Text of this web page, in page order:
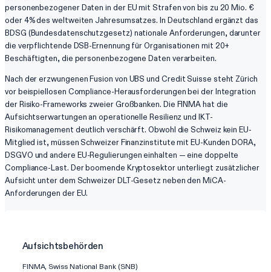
personenbezogener Daten in der EU mit Strafen von bis zu 20 Mio. €
oder 4% des weltweiten Jahresumsatzes. In Deutschland ergänzt das
BDSG (Bundesdatenschutzgesetz) nationale Anforderungen, darunter
die verpflichtende DSB-Ernennung für Organisationen mit 20+
Beschäftigten, die personenbezogene Daten verarbeiten.
Nach der erzwungenen Fusion von UBS und Credit Suisse steht Zürich
vor beispiellosen Compliance-Herausforderungen bei der Integration
der Risiko-Frameworks zweier Großbanken. Die FINMA hat die
Aufsichtserwartungen an operationelle Resilienz und IKT-
Risikomanagement deutlich verschärft. Obwohl die Schweiz kein EU-
Mitglied ist, müssen Schweizer Finanzinstitute mit EU-Kunden DORA,
DSGVO und andere EU-Regulierungen einhalten — eine doppelte
Compliance-Last. Der boomende Kryptosektor unterliegt zusätzlicher
Aufsicht unter dem Schweizer DLT-Gesetz neben den MiCA-
Anforderungen der EU.
Aufsichtsbehörden
FINMA, Swiss National Bank (SNB)